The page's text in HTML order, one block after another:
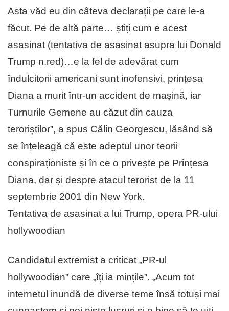
Asta văd eu din câteva declarații pe care le-a
făcut. Pe de altă parte… știți cum e acest
asasinat (tentativa de asasinat asupra lui Donald
Trump n.red)…e la fel de adevărat cum
îndulcitorii americani sunt inofensivi, prințesa
Diana a murit într-un accident de mașină, iar
Turnurile Gemene au căzut din cauza
teroriștilor”, a spus Călin Georgescu, lăsând să
se înțeleagă că este adeptul unor teorii
conspiraționiste și în ce o privește pe Prințesa
Diana, dar și despre atacul terorist de la 11
septembrie 2001 din New York.
Tentativa de asasinat a lui Trump, opera PR-ului
hollywoodian
Candidatul extremist a criticat „PR-ul
hollywoodian” care „îți ia mințile”. „Acum tot
internetul inundă de diverse teme însă totuși mai